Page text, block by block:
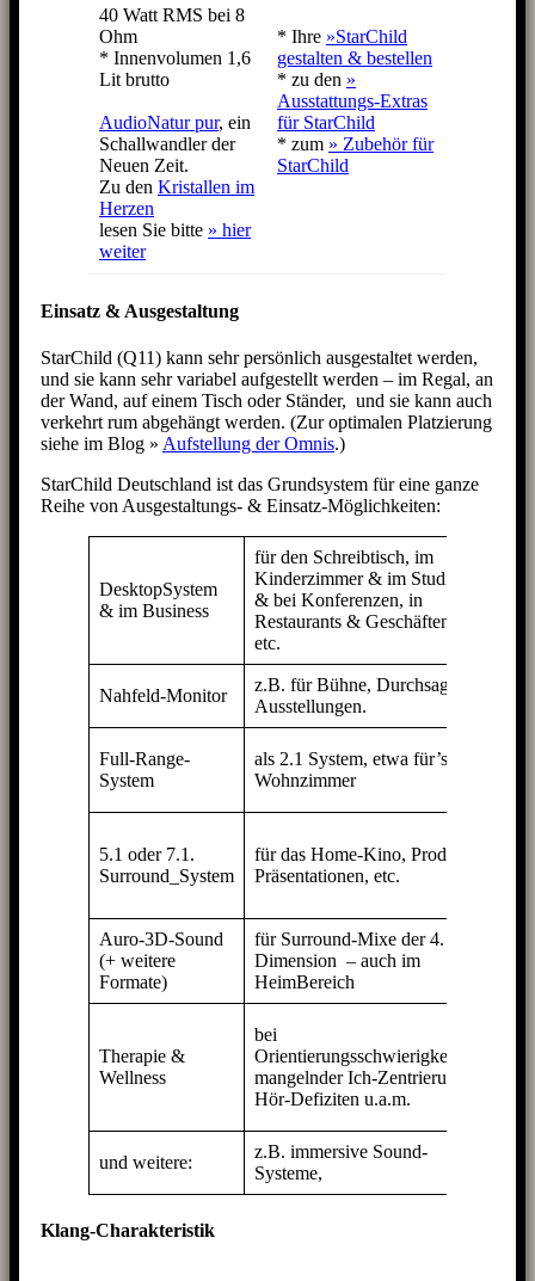
40 Watt RMS bei 8
Ohm
* Innenvolumen 1,6
Lit brutto
AudioNatur pur, ein
Schallwandler der
Neuen Zeit.
Zu den Kristallen im
Herzen
lesen Sie bitte » hier
weiter
* Ihre »StarChild
gestalten & bestellen
* zu den »
Ausstattungs-Extras
für StarChild
* zum » Zubehör für
StarChild
Einsatz & Ausgestaltung
StarChild (Q11) kann sehr persönlich ausgestaltet werden,
und sie kann sehr variabel aufgestellt werden – im Regal, an
der Wand, auf einem Tisch oder Ständer, und sie kann auch
verkehrt rum abgehängt werden. (Zur optimalen Platzierung
siehe im Blog » Aufstellung der Omnis.)
StarChild Deutschland ist das Grundsystem für eine ganze
Reihe von Ausgestaltungs- & Einsatz-Möglichkeiten:
DesktopSystem
& im Business
für den Schreibtisch, im
Kinderzimmer & im Studio;
& bei Konferenzen, in
Restaurants & Geschäften
etc.
Nahfeld-Monitor
z.B. für Bühne, Durchsagen,
Ausstellungen.
Full-Range-
System
als 2.1 System, etwa für’s
Wohnzimmer
5.1 oder 7.1.
Surround_System
für das Home-Kino, Produkt-
Präsentationen, etc.
Auro-3D-Sound
(+ weitere
Formate)
für Surround-Mixe der 4.
Dimension – auch im
HeimBereich
Therapie &
Wellness
bei
Orientierungsschwierigkeiten,
mangelnder Ich-Zentrierung,
Hör-Defiziten u.a.m.
und weitere:
z.B. immersive Sound-
Systeme,
Klang-Charakteristik